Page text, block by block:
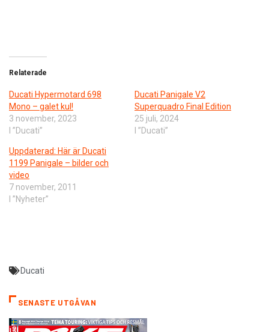
Relaterade
Ducati Hypermotard 698
Mono – galet kul!
3 november, 2023
I ”Ducati”
Ducati Panigale V2
Superquadro Final Edition
25 juli, 2024
I ”Ducati”
Uppdaterad: Här är Ducati
1199 Panigale – bilder och
video
7 november, 2011
I ”Nyheter”
Ducati
SENASTE UTGÅVAN